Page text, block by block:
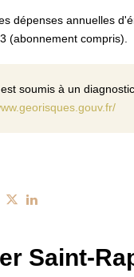
dépenses annuelles
(abonnement compris).
soumis à un
Saint-